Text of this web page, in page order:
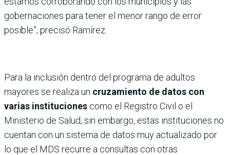
gobernaciones para tener el menor rango de error
posible”, precisó Ramírez.
Para la inclusión dentro del programa de adultos
mayores se realiza un cruzamiento de datos con
varias instituciones como el Registro Civil o el
Ministerio de Salud, sin embargo, estas instituciones no
cuentan con un sistema de datos muy actualizado por
lo que el MDS recurre a consultas con otras